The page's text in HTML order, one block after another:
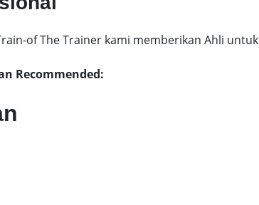
of The Trainer kami memberikan Ahli untuk
Recommended: